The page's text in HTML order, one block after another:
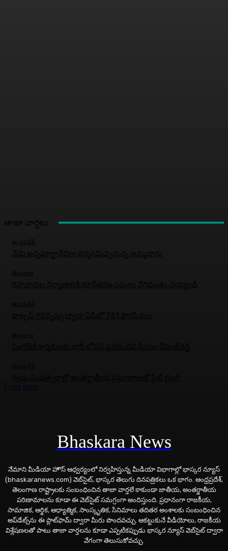
తాజా వార్తలు
ఆంధ్రప్రదేశ్
నేడు అన్నపూర్ణాదేవిగా దర్శనమివ్వనున్న అమ్మవారు
Bhaskara News
నేమాని మీడియా హౌస్ ఆధ్వర్యంలో నిర్వహిస్తున్న మీడియా విభాగాల్లో భాస్కర న్యూస్
(bhaskaranews.com) వెబ్‌సైట్, భాస్కర తెలుగు దినపత్రికలు ఒక భాగం. ఆంధ్రప్రదేశ్,
తెలంగాణ రాష్ట్రాలకు సంబంధించిన తాజా వార్తలే కాకుండా జాతీయ, అంతర్జాతీయ
పరిణామాలను కూడా ఈ వెబ్‌సైట్ సమగ్రంగా అందిస్తుంది. ప్రధానంగా రాజకీయ,
సామాజిక, ఆర్థిక, ఆధ్యాత్మిక, సాంస్కృతిక, సినిమాలు తదితర అంశాలకు సంబంధించిన
అప్‌డేట్స్‌ను ఈ ప్లాట్‌ఫామ్‌ ద్వారా మీరు పొందవచ్చు. ఆకట్టుకునే వీడియోలు, రాజకీయ
విశ్లేషణలతో పాటు తాజా వార్తలను కూడా ఎప్పటికప్పుడు భాస్కర న్యూస్ వెబ్‌సైట్ ద్వారా
వేగంగా తెలుసుకోవచ్చు.